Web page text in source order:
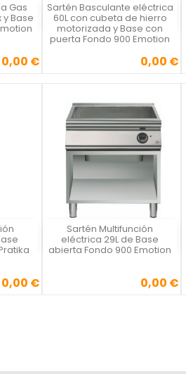
Gas
y Base
0,00 €
 Sartén Basculante eléctrica
60L con cubeta de hierro
motorizada y Base con
puerta Fondo 900 Emotion
Precio0,00 €

Vista rápida
0,00 €
Sartén Multifunción
eléctrica 29L de Base
abierta Fondo 900 Emotion
Precio0,00 €
Vista rápida